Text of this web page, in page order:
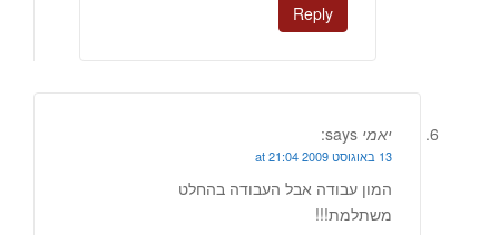
Reply
יאמי says:
13 באוגוסט 2009 at 21:04
המון עבודה אבל העבודה בהחלט
משתלמת!!!